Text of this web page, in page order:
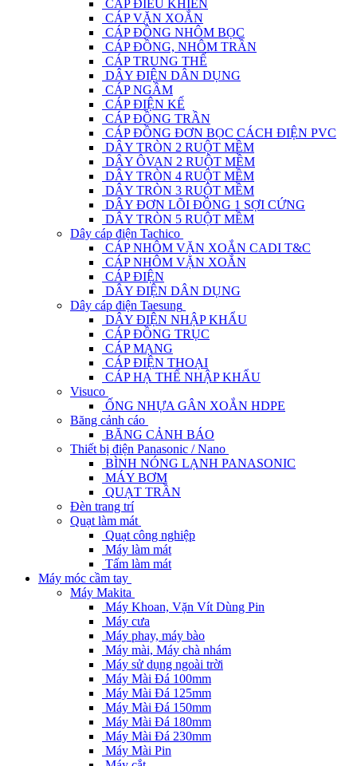
CÁP ĐIỀU KHIỂN
CÁP VẶN XOẮN
CÁP ĐỒNG NHÔM BỌC
CÁP ĐỒNG, NHÔM TRẦN
CÁP TRUNG THẾ
DÂY ĐIỆN DÂN DỤNG
CÁP NGẦM
CÁP ĐIỆN KẾ
CÁP ĐỒNG TRẦN
CÁP ĐỒNG ĐƠN BỌC CÁCH ĐIỆN PVC
DÂY TRÒN 2 RUỘT MỀM
DÂY ÔVAN 2 RUỘT MỀM
DÂY TRÒN 4 RUỘT MỀM
DÂY TRÒN 3 RUỘT MỀM
DÂY ĐƠN LÕI ĐỒNG 1 SỢI CỨNG
DÂY TRÒN 5 RUỘT MỀM
Dây cáp điện Tachico
CÁP NHÔM VẶN XOẮN CADI T&C
CÁP NHÔM VẶN XOẮN
CÁP ĐIỆN
DÂY ĐIỆN DÂN DỤNG
Dây cáp điện Taesung
DÂY ĐIỆN NHẬP KHẨU
CÁP ĐỒNG TRỤC
CÁP MẠNG
CÁP ĐIỆN THOẠI
CÁP HẠ THẾ NHẬP KHẨU
Visuco
ỐNG NHỰA GÂN XOẮN HDPE
Băng cảnh cáo
BĂNG CẢNH BÁO
Thiết bị điện Panasonic / Nano
BÌNH NÓNG LẠNH PANASONIC
MÁY BƠM
QUẠT TRẦN
Đèn trang trí
Quạt làm mát
Quạt công nghiệp
Máy làm mát
Tấm làm mát
Máy móc cầm tay
Máy Makita
Máy Khoan, Vặn Vít Dùng Pin
Máy cưa
Máy phay, máy bào
Máy mài, Máy chà nhám
Máy sử dụng ngoài trời
Máy Mài Đá 100mm
Máy Mài Đá 125mm
Máy Mài Đá 150mm
Máy Mài Đá 180mm
Máy Mài Đá 230mm
Máy Mài Pin